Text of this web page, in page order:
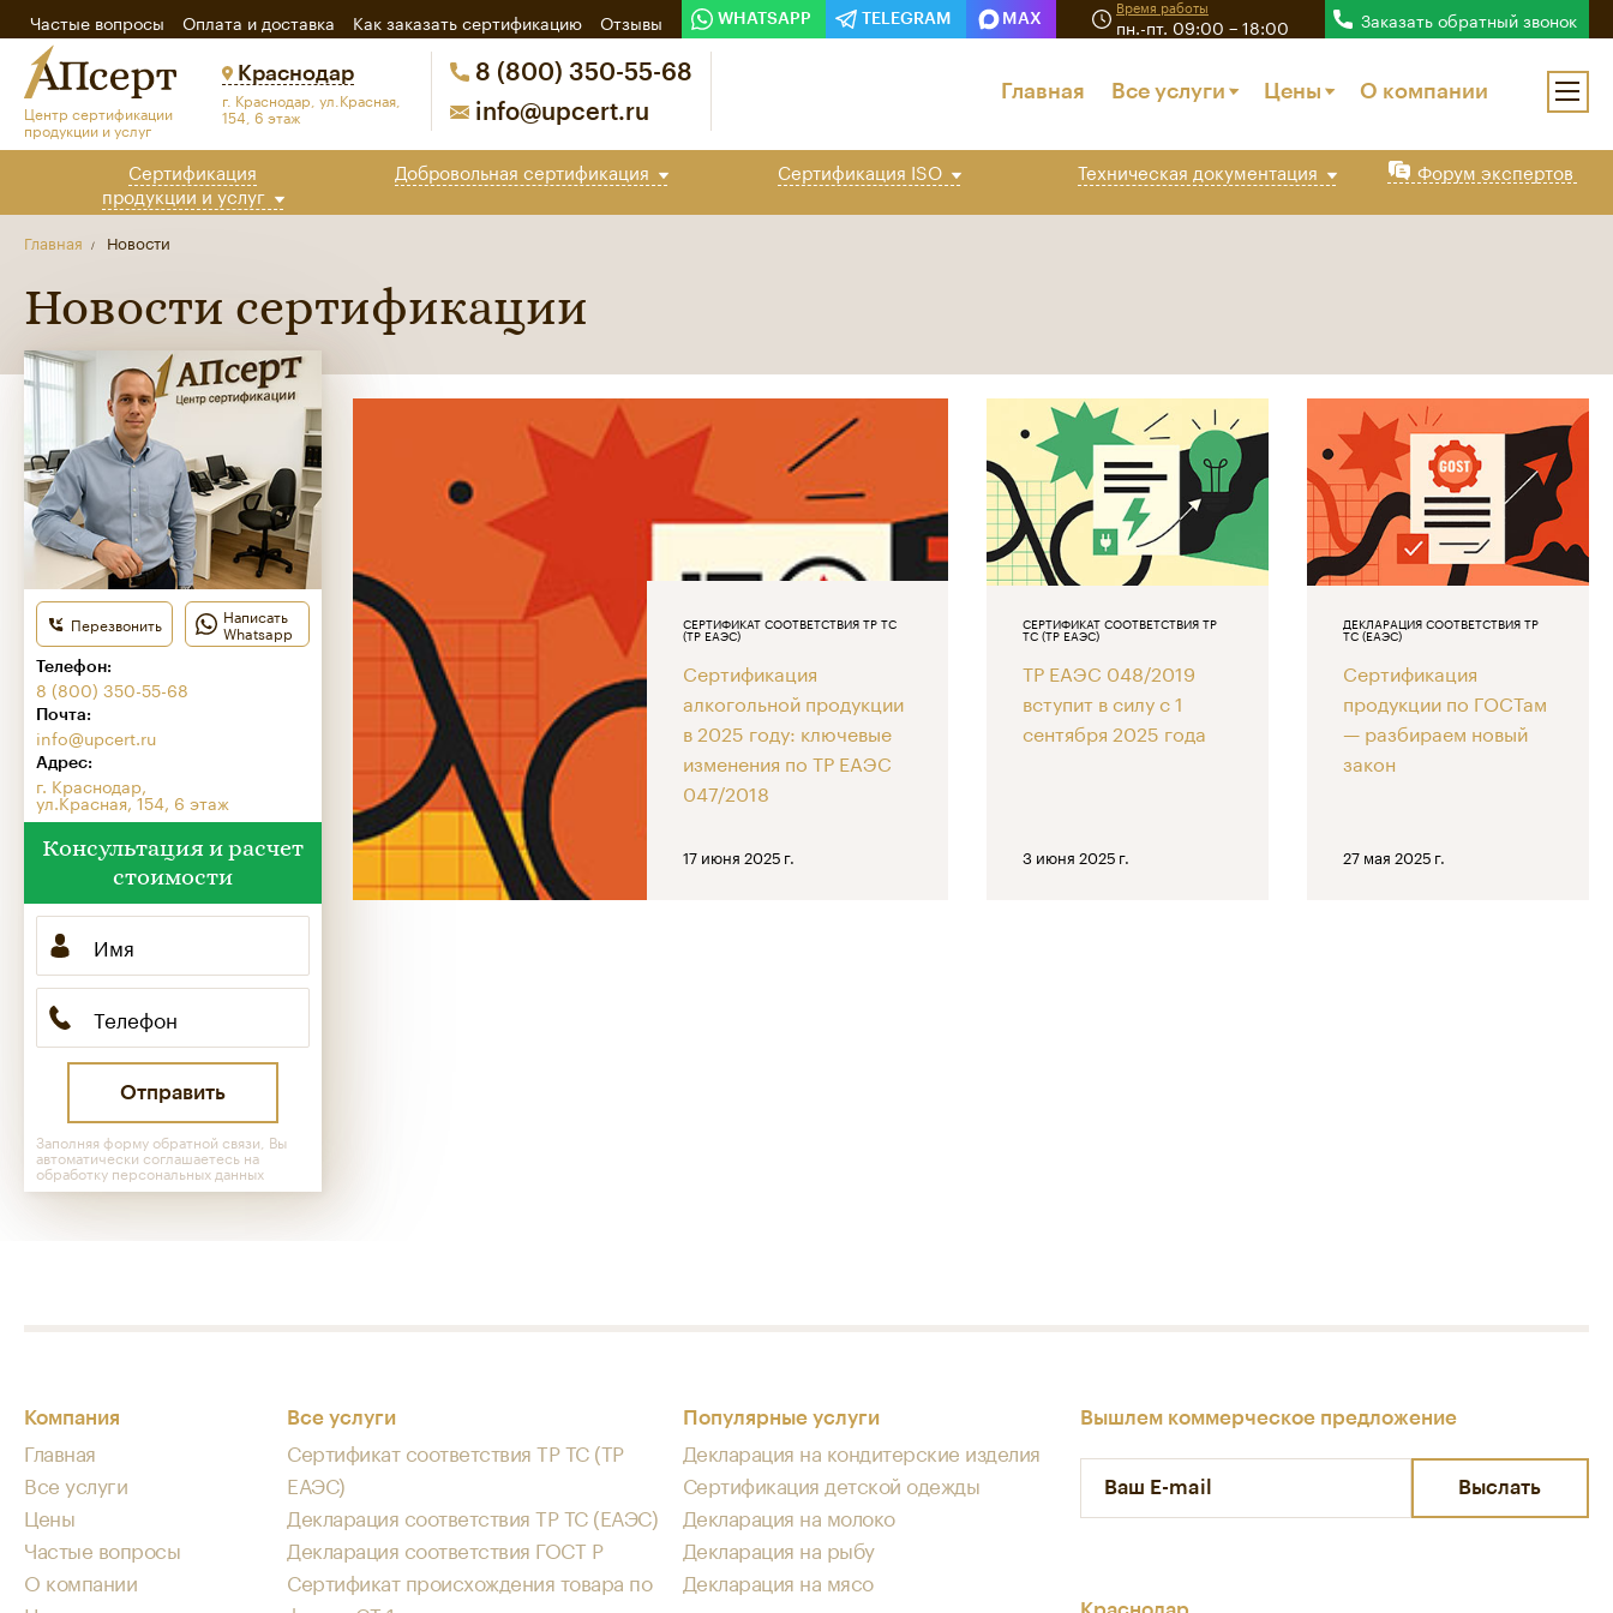
Частые вопросы Оплата и доставка Как заказать сертификацию Отзывы WHATSAPP TELEGRAM MAX пн.-пт. 09:00 − 18:00 Заказать обратный звонок
Центр сертификации
продукции и услуг
Краснодар
г. Краснодар, ул.Красная,
154, 6 этаж
8 (800) 350-55-68
info@upcert.ru
Главная Все услуги Цены О компании
Сертификация
продукции и услуг
Добровольная сертификация Сертификация ISO Техническая документация Форум экспертов
Главная Новости
Новости сертификации
СЕРТИФИКАТ СООТВЕТСТВИЯ ТР ТС
(ТР ЕАЭС)
Сертификация
алкогольной продукции
в 2025 году: ключевые
изменения по ТР ЕАЭС
047/2018
17 июня 2025 г.
СЕРТИФИКАТ СООТВЕТСТВИЯ ТР
ТС (ТР ЕАЭС)
ТР ЕАЭС 048/2019
вступит в силу с 1
сентября 2025 года
3 июня 2025 г.
ДЕКЛАРАЦИЯ СООТВЕТСТВИЯ ТР
ТС (ЕАЭС)
Сертификация
продукции по ГОСТам
— разбираем новый
закон
27 мая 2025 г.
Перезвонить Написать
Whatsapp
Телефон:
8 (800) 350-55-68
Почта:
info@upcert.ru
Адрес:
г. Краснодар,
ул.Красная, 154, 6 этаж
Консультация и расчет
стоимости
Имя
Телефон
Заполняя форму обратной связи, Вы
автоматически соглашаетесь на
обработку персональных данных
Компания
Главная
Все услуги
Цены
Частые вопросы
О компании
Все услуги
Сертификат соответствия ТР ТС (ТР
ЕАЭС)
Декларация соответствия ТР ТС (ЕАЭС)
Декларация соответствия ГОСТ Р
Сертификат происхождения товара по
Популярные услуги
Декларация на кондитерские изделия
Сертификация детской одежды
Декларация на молоко
Декларация на рыбу
Декларация на мясо
Вышлем коммерческое предложение
Выслать